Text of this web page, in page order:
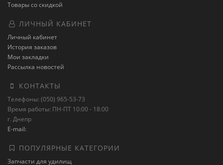
Товары со скидкой
ЛИЧНЫЙ КАБИНЕТ
Личный кабинет
История заказов
Мои закладки
Рассылка новостей
КОНТАКТЫ
Телефоны: (050) 965-53-73
Время работы: ПН-ПТ 10:00 - 18:00
г. Днепр
E-mail:
ПОПУЛЯРНЫЕ КАТЕГОРИИ
Запчасти для удилищ